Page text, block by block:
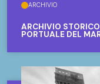
ARCHIVIO
ARCHIVIO
PORTUALE DEL